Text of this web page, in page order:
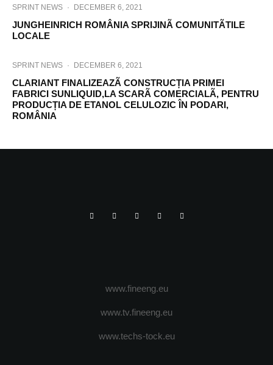
SPRINT NEWS · DECEMBER 6, 2021
JUNGHEINRICH ROMÂNIA SPRIJINÃ COMUNITÃTILE
LOCALE
SPRINT NEWS · DECEMBER 6, 2021
CLARIANT FINALIZEAZÃ CONSTRUCȚIA PRIMEI
FABRICI SUNLIQUID,LA SCARÃ COMERCIALÃ, PENTRU
PRODUCȚIA DE ETANOL CELULOZIC ÎN PODARI,
ROMÂNIA
www.fineeng.eu
www.tv.fineeng.eu
www.techs-tock.eu